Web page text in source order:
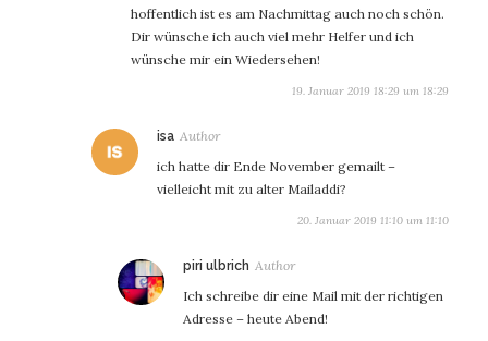
hoffentlich ist es am Nachmittag auch noch schön.
Dir wünsche ich auch viel mehr Helfer und ich
wünsche mir ein Wiedersehen!
19. Januar 2019 18:29 um 18:29
isa sagt:
ich hatte dir Ende November gemailt –
vielleicht mit zu alter Mailaddi?
20. Januar 2019 11:10 um 11:10
piri ulbrich sagt:
Ich schreibe dir eine Mail mit der richtigen
Adresse – heute Abend!